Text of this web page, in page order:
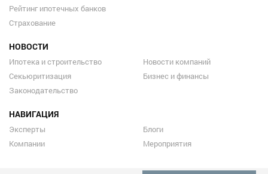
Рейтинг ипотечных банков
Страхование
НОВОСТИ
Ипотека и строительство
Секьюритизация
Законодательство
Новости компаний
Бизнес и финансы
НАВИГАЦИЯ
Эксперты
Компании
Блоги
Мероприятия